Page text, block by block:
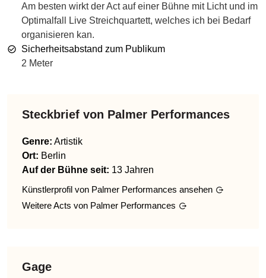
Am besten wirkt der Act auf einer Bühne mit Licht und im
Optimalfall Live Streichquartett, welches ich bei Bedarf
organisieren kan.
Sicherheitsabstand zum Publikum
2 Meter
Steckbrief von Palmer Performances
Genre: Artistik
Ort: Berlin
Auf der Bühne seit: 13 Jahren
Künstlerprofil von Palmer Performances ansehen
Weitere Acts von Palmer Performances
Gage